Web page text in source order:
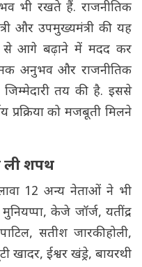
भी रखते हैं. राजनीतिक
और उपमुख्यमंत्री की यह
से आगे बढ़ाने में मदद कर
अनुभव और राजनीतिक
तय की है. इससे
को मजबूती मिलने
ली शपथ
12 अन्य नेताओं ने भी
केजे जॉर्ज, यतींद्र
सतीश जारकीहोली,
खादर, ईश्वर खंड्रे, बायरथी